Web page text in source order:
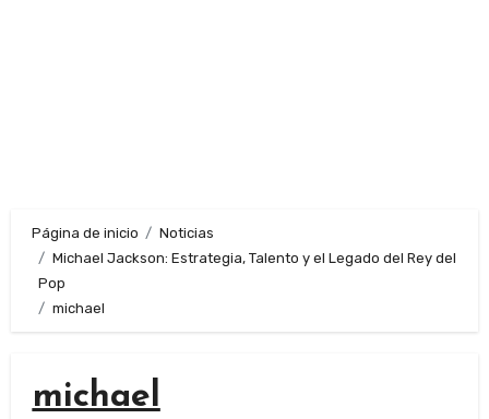
Página de inicio
Noticias
Michael Jackson: Estrategia, Talento y el Legado del Rey del
Pop
michael
michael